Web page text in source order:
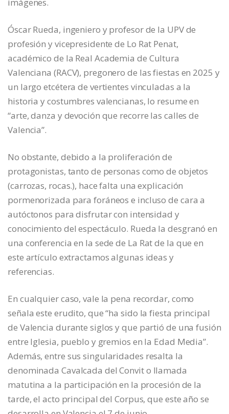
Óscar Rueda, ingeniero y profesor de la UPV de
profesión y vicepresidente de Lo Rat Penat,
académico de la Real Academia de Cultura
Valenciana (RACV), pregonero de las fiestas en 2025 y
un largo etcétera de vertientes vinculadas a la
historia y costumbres valencianas, lo resume en
“arte, danza y devoción que recorre las calles de
Valencia”.
No obstante, debido a la proliferación de
protagonistas, tanto de personas como de objetos
(carrozas, rocas.), hace falta una explicación
pormenorizada para foráneos e incluso de cara a
autóctonos para disfrutar con intensidad y
conocimiento del espectáculo. Rueda la desgranó en
una conferencia en la sede de La Rat de la que en
este artículo extractamos algunas ideas y
referencias.
En cualquier caso, vale la pena recordar, como
señala este erudito, que “ha sido la fiesta principal
de Valencia durante siglos y que partió de una fusión
entre Iglesia, pueblo y gremios en la Edad Media”.
Además, entre sus singularidades resalta la
denominada Cavalcada del Convit o llamada
matutina a la participación en la procesión de la
tarde, el acto principal del Corpus, que este año se